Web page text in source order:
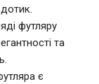
футляру
та
є